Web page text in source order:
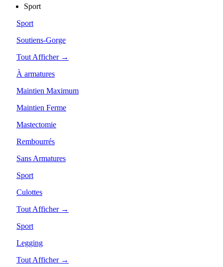
Sport
Sport
Soutiens-Gorge
Tout Afficher →
À armatures
Maintien Maximum
Maintien Ferme
Mastectomie
Rembourrés
Sans Armatures
Sport
Culottes
Tout Afficher →
Sport
Legging
Tout Afficher →